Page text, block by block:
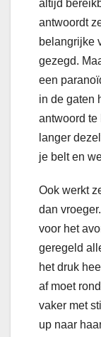
altijd
antwoordt
belangrijke
gezegd.
een
in de gaten
antwoord te
langer
je belt en
Ook werkt
dan
voor het
geregeld
het druk
af moet
vaker met
up naar